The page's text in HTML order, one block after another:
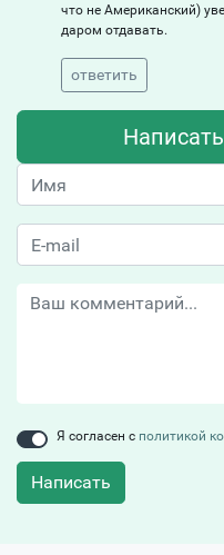
что не Американский)
даром отдавать.
ответить
Я согласен с политикой
Написать